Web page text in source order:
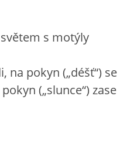
s motýly
na pokyn („déšť“) se
(„slunce“) zase